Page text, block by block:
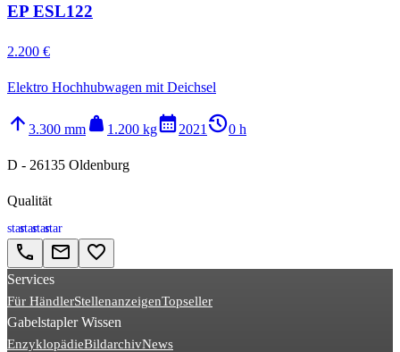
EP ESL122
2.200 €
Elektro Hochhubwagen mit Deichsel
arrow_upward 3.300 mm weight 1.200 kgcalendar_month2021 history_20 h
D - 26135 Oldenburg
Qualität
starstarstarstar
call email favorite_border
Services
Für HändlerStellenanzeigenTopseller
Gabelstapler Wissen
EnzyklopädieBildarchivNews